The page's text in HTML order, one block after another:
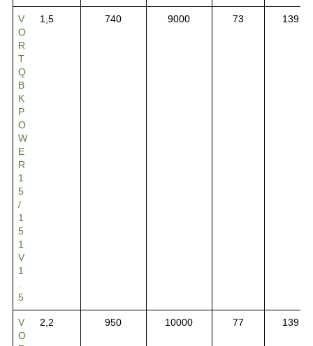
V
O
R
T
Q
B
K
P
O
W
E
R
1
5
/
1
5
1
V
1
5
1,5 740 9000 73 139
V
O
2,2 950 10000 77 139